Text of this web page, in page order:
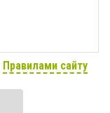
Правилами сайту